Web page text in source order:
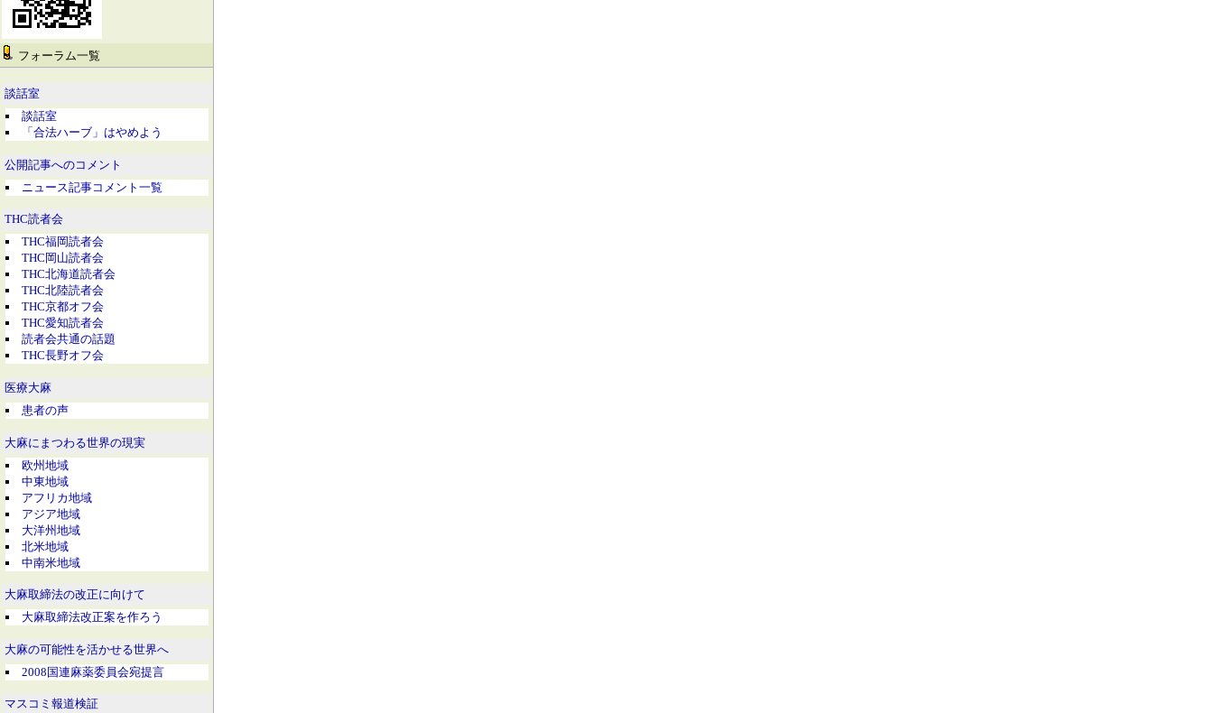
フォーラム一覧
談話室
談話室
「合法ハーブ」はやめよう
公開記事へのコメント
ニュース記事コメント一覧
THC読者会
THC福岡読者会
THC岡山読者会
THC北海道読者会
THC北陸読者会
THC京都オフ会
THC愛知読者会
読者会共通の話題
THC長野オフ会
医療大麻
患者の声
大麻にまつわる世界の現実
欧州地域
中東地域
アフリカ地域
アジア地域
大洋州地域
北米地域
中南米地域
大麻取締法の改正に向けて
大麻取締法改正案を作ろう
大麻の可能性を活かせる世界へ
2008国連麻薬委員会宛提言
マスコミ報道検証